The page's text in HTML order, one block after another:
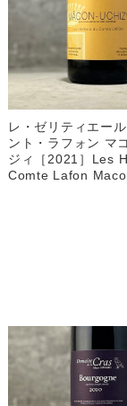
レ・ゼリティエー
ント・ラフォン マ
ジィ［2021］Les
Comte Lafon